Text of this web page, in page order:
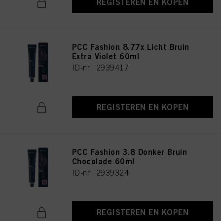
REGISTEREN EN KOPEN
PCC Fashion 8.77x Licht Bruin
Extra Violet 60ml
ID-nr. 2939417
REGISTEREN EN KOPEN
PCC Fashion 3.8 Donker Bruin
Chocolade 60ml
ID-nr. 2939324
REGISTEREN EN KOPEN